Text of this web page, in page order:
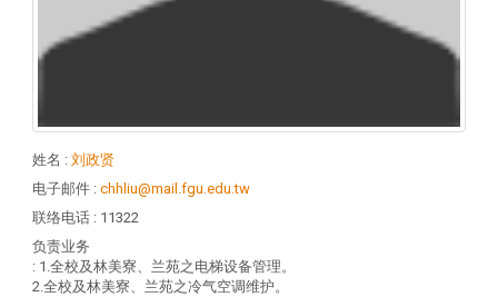
姓名 :刘政贤
电子邮件 :chhliu@mail.fgu.edu.tw
联络电话 : 11322
负责业务
: 1.全校及林美寮、兰苑之电梯设备管理。
2.全校及林美寮、兰苑之冷气空调维护。